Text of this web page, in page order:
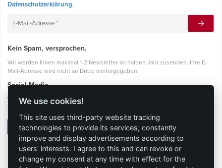
Datenschutzerklärung.
Kein Spam, versprochen.
Wir werden Ihnen maximal 1-2 Newsletter im halben Jahr zusenden. Ihre E-
Mail-Adresse wird nicht an Dritte weitergegeben.
Social Media
Werden Sie ein RockingHoster und bleiben Sie mit uns in Kontakt über
Allgemeine Geschäftsbedingungen
We use cookies!
This site uses third-party website tracking
technologies to provide its services, constantly
improve and display advertisements according to
users' interests. I agree to this and can revoke or
change my consent at any time with effect for the